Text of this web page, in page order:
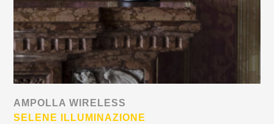
AMPOLLA WIRELESS
SELENE ILLUMINAZIONE